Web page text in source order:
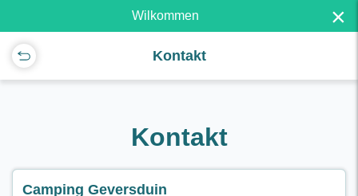
Wilkommen ×
Kontakt
Kontakt
Camping Geversduin